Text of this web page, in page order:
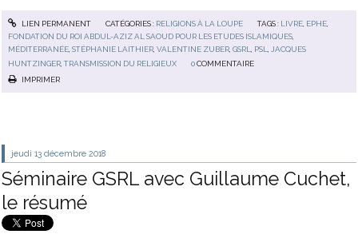
LIEN PERMANENT CATÉGORIES : RELIGIONS À LA LOUPE TAGS : LIVRE EPHE
FONDATION DU ROI ABDUL-AZIZ AL SAOUD POUR LES ETUDES ISLAMIQUES
MÉDITERRANÉE ,STÉPHANIE LAITHIER ,VALENTINE ZUBER ,GSRL PSL
JACQUES
HUNTZINGER ,TRANSMISSION DU RELIGIEUX 0 COMMENTAIRE
IMPRIMER
jeudi 13 décembre 2018
Séminaire GSRL avec Guillaume Cuchet,
le résumé